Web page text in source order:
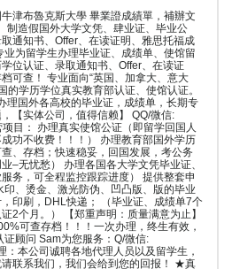
津布魯克斯大學 畢業證成績單，補辦文
制造假国外大学文凭、肆业证、毕业公
通知书、Offer、在读证明、雅思托福成
为留学生办理毕业证、成绩单、使馆留
位认证、录取通知书、Offer、在读证
可查！ 专业面向“英国、加拿大、意大
的学历学位真实教育部认证、使馆认证。
理国外各高校的毕业证，成绩单，长期专
【实体公司，值得信赖】 QQ/微信:
目： 办理真实使馆公证（即留学回国人
功不收费！！！） 办理教育部国外学历
、存档；快速稳妥，回国发展，考公务
–无忧愁） 办理各国各大学文凭毕业证、
务，可全程监控跟踪进度） 提供整套申
、烫金、激光防伪、凹凸版、版的毕业
印刷，DHL快递； （毕业证、成绩单7个
2个月。） 【郑重声明：质量满意为止】
可查存档！！！一次办理，终生有效，
顾问 Sam为您服务：Q/微信:
本公司诚聘各地代理人员以及留学生，
联系我们，我们会给到您的回报！ ★真